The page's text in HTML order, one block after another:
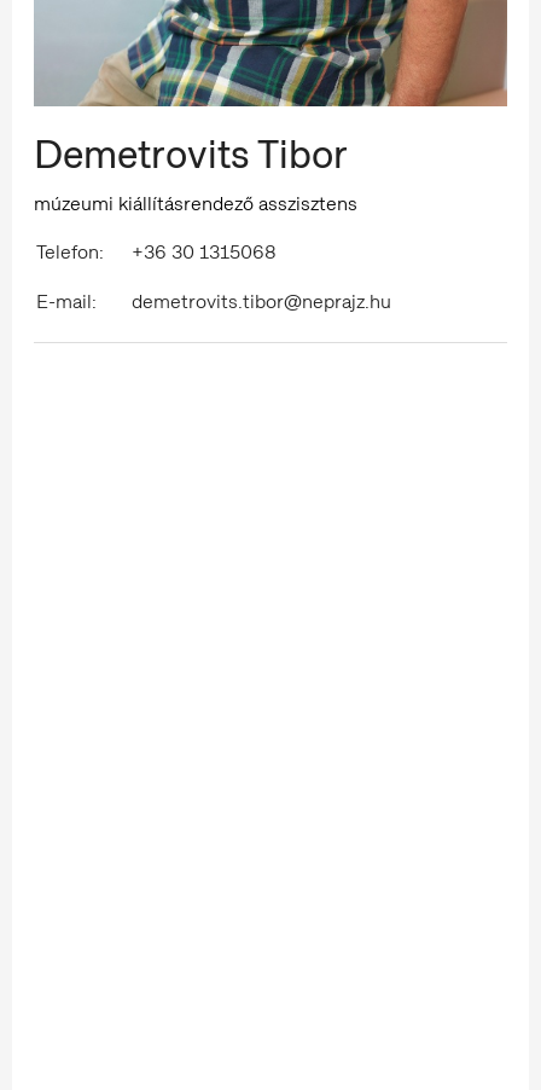
Demetrovits Tibor
múzeumi kiállításrendező asszisztens
Telefon:
+36 30 1315068
E-mail:
demetrovits.tibor@neprajz.hu